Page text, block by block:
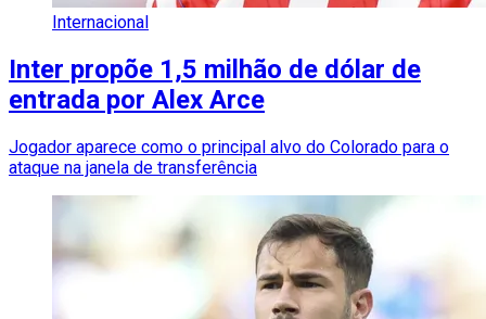
Internacional
Inter propõe 1,5 milhão de dólar de
entrada por Alex Arce
Jogador aparece como o principal alvo do Colorado para o
ataque na janela de transferência